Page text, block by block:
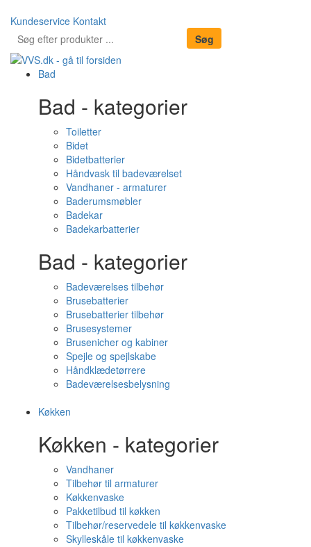
Kundeservice Kontakt
Bad
Bad - kategorier
Toiletter
Bidet
Bidetbatterier
Håndvask til badeværelset
Vandhaner - armaturer
Baderumsmøbler
Badekar
Badekarbatterier
Bad - kategorier
Badeværelses tilbehør
Brusebatterier
Brusebatterier tilbehør
Brusesystemer
Brusenicher og kabiner
Spejle og spejlskabe
Håndklædetørrere
Badeværelsesbelysning
Køkken
Køkken - kategorier
Vandhaner
Tilbehør til armaturer
Køkkenvaske
Pakketilbud til køkken
Tilbehør/reservedele til køkkenvaske
Skylleskåle til køkkenvaske